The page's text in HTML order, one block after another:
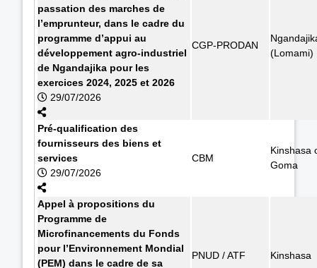
passation des marches de
l’emprunteur, dans le cadre du
programme d’appui au
développement agro-industriel
de Ngandajika pour les
exercices 2024, 2025 et 2026
29/07/2026
CGP-PRODAN
(Lomami)
Pré-qualification des
fournisseurs des biens et
services
29/07/2026
CBM
Kinshasa
Goma
Appel à propositions du
Programme de
Microfinancements du Fonds
pour l’Environnement Mondial
(PEM) dans le cadre de sa
PNUD / ATF Kinshasa